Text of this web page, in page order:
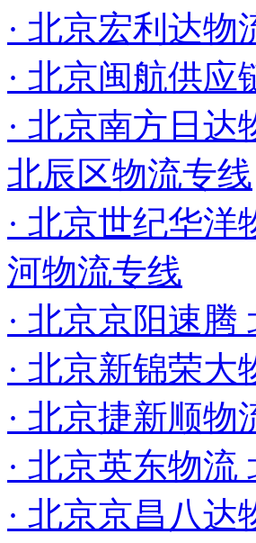
· 北京宏利达
· 北京闽航供
· 北京南方日
北辰区物流专线
· 北京世纪华
河物流专线
· 北京京阳速
· 北京新锦荣
· 北京捷新顺
· 北京英东物
· 北京京昌八